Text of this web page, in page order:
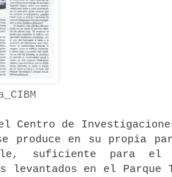
Centro de
produce en su propia
suficiente para el
en el Parque